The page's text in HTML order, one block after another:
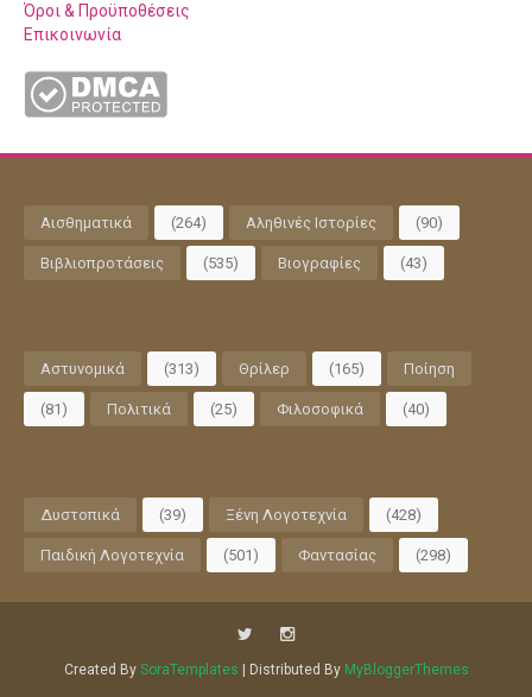
Όροι & Προϋποθέσεις
Επικοινωνία
Αισθηματικά (264) Αληθινές Ιστορίες (90)
Βιβλιοπροτάσεις (535) Βιογραφίες (43)
Αστυνομικά (313) Θρίλερ (165) Ποίηση
(81) Πολιτικά (25) Φιλοσοφικά (40)
Δυστοπικά (39) Ξένη Λογοτεχνία (428)
Παιδική Λογοτεχνία (501) Φαντασίας (298)
Created By SoraTemplates | Distributed By MyBloggerThemes